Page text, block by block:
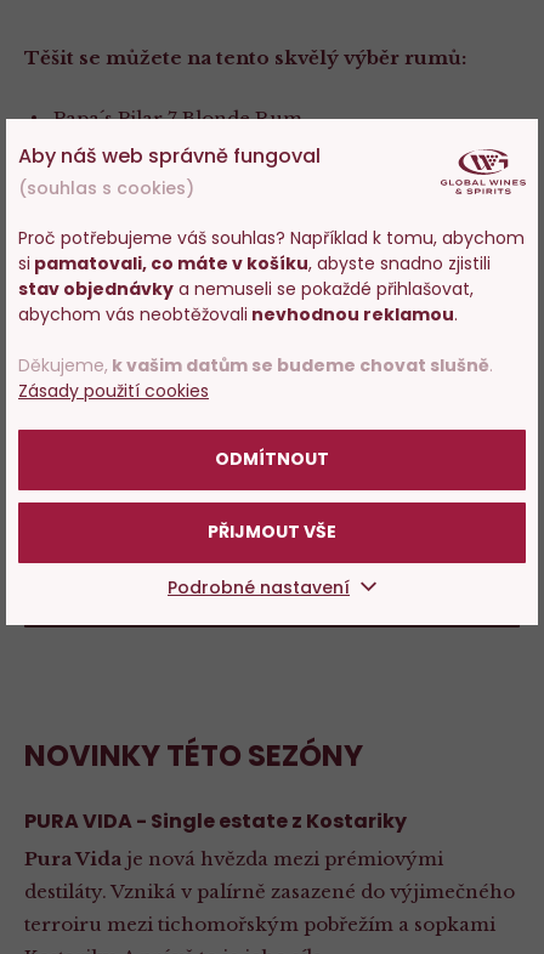
Těšit se můžete na tento skvělý výběr rumů:
Papa´s Pilar 7 Blonde Rum
Depaz VSOP Réserve Spéciale
Pura Vida XA
Centenario Rum 20 Aniversario Fundación
Papa´s Pilar Dark Rum
Pura Vida Pasión
KOUPIT VSTUPENKU NA ŘÍZENOU DEGUSTACI
NOVINKY TÉTO SEZÓNY
PURA VIDA - Single estate z Kostariky
Pura Vida je nová hvězda mezi prémiovými
destiláty. Vzniká v palírně zasazené do výjimečného
terroiru mezi tichomořským pobřežím a sopkami
Aby náš web správně fungoval
(souhlas s cookies)
Proč potřebujeme váš souhlas? Například k tomu, abychom
si pamatovali, co máte v košíku, abyste snadno zjistili
stav objednávky a nemuseli se pokaždé přihlašovat,
abychom vás neobtěžovali nevhodnou reklamou.
Děkujeme, k vašim datům se budeme chovat slušně.
Zásady použití cookies
ODMÍTNOUT
PŘIJMOUT VŠE
Podrobné nastavení
Vstupujete na stránky
s prodejem alkoholu. Prosím